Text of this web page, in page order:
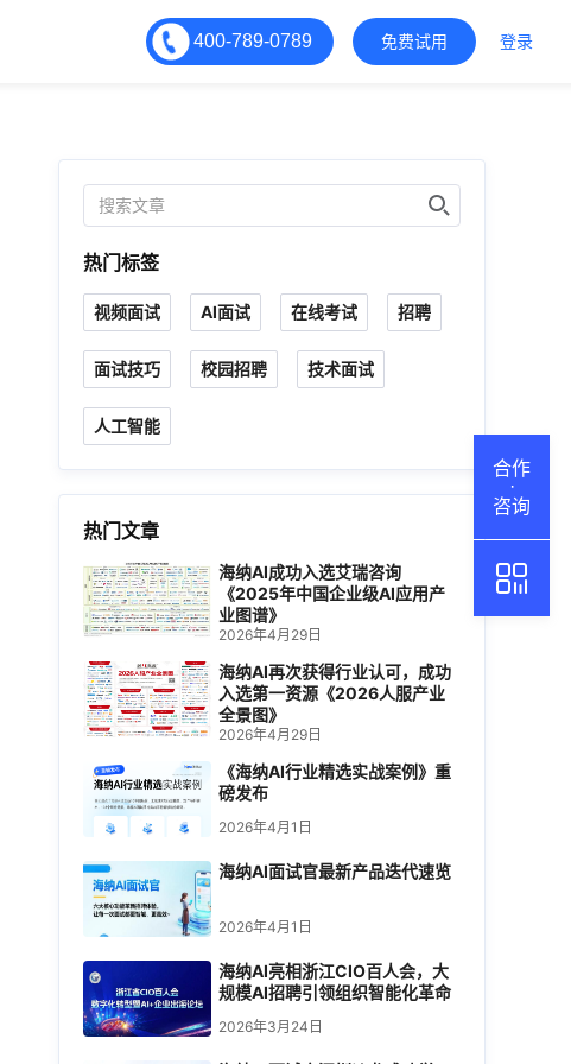
400-789-0789 免费试用 登录
热门标签
视频面试 AI面试 在线考试 招聘
面试技巧 校园招聘 技术面试
人工智能
热门文章
海纳AI成功入选艾瑞咨询
《2025年中国企业级AI应用产
业图谱》
2026年4月29日
海纳AI再次获得行业认可，成功
入选第一资源《2026人服产业
全景图》
2026年4月29日
《海纳AI行业精选实战案例》重
磅发布
2026年4月1日
海纳AI面试官最新产品迭代速览
2026年4月1日
海纳AI亮相浙江CIO百人会，大
规模AI招聘引领组织智能化革命
2026年3月24日
合作
·
咨询